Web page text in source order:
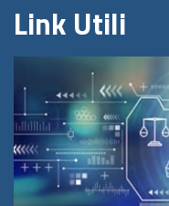
Link Utili